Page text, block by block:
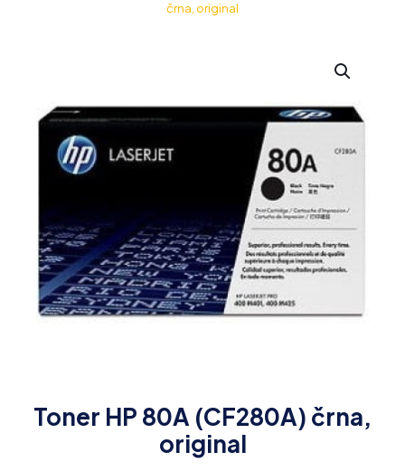
črna, original
Toner HP 80A (CF280A) črna,
original